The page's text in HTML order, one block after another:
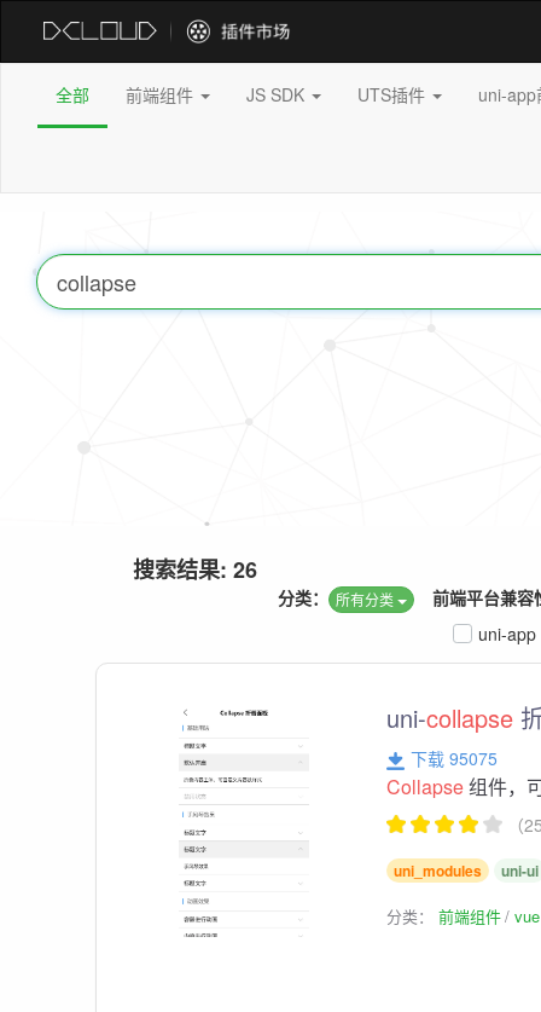
全部 前端组件 JS SDK UTS插件 uni-
搜索结果: 26
前端平台兼容
分类： 所有分类
uni-app
uni-collapse
下载 95075
Collapse组件，
（
uni_modules uni-ui
分类：前端组件